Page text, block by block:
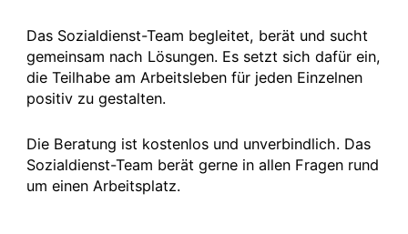
Das Sozialdienst-Team begleitet, berät und sucht
gemeinsam nach Lösungen. Es setzt sich dafür ein,
die Teilhabe am Arbeitsleben für jeden Einzelnen
positiv zu gestalten.
Die Beratung ist kostenlos und unverbindlich. Das
Sozialdienst-Team berät gerne in allen Fragen rund
um einen Arbeitsplatz.